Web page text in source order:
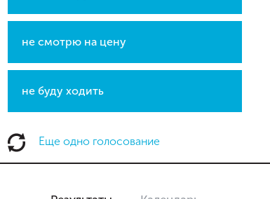
не смотрю на цену
не буду ходить
Еще одно голосование